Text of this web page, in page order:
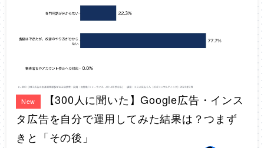
New
【300人に聞いた】Google広告・インス
タ広告を自分で運用してみた結果は？つまず
きと「その後」